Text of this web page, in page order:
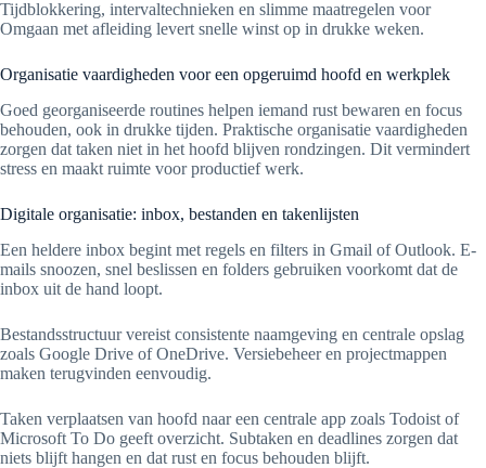
Tijdblokkering, intervaltechnieken en slimme maatregelen voor
Omgaan met afleiding levert snelle winst op in drukke weken.
Organisatie vaardigheden voor een opgeruimd hoofd en werkplek
Goed georganiseerde routines helpen iemand rust bewaren en focus
behouden, ook in drukke tijden. Praktische organisatie vaardigheden
zorgen dat taken niet in het hoofd blijven rondzingen. Dit vermindert
stress en maakt ruimte voor productief werk.
Digitale organisatie: inbox, bestanden en takenlijsten
Een heldere inbox begint met regels en filters in Gmail of Outlook. E-
mails snoozen, snel beslissen en folders gebruiken voorkomt dat de
inbox uit de hand loopt.
Bestandsstructuur vereist consistente naamgeving en centrale opslag
zoals Google Drive of OneDrive. Versiebeheer en projectmappen
maken terugvinden eenvoudig.
Taken verplaatsen van hoofd naar een centrale app zoals Todoist of
Microsoft To Do geeft overzicht. Subtaken en deadlines zorgen dat
niets blijft hangen en dat rust en focus behouden blijft.